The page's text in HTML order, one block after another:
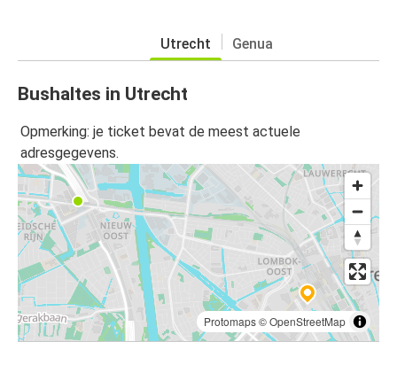
Utrecht Genua
Bushaltes in Utrecht
Opmerking: je ticket bevat de meest actuele
adresgegevens.
Protomaps©OpenStreetMap